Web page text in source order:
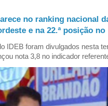
no ranking nacional
e na 22.ª posição
IDEB foram divulgados nesta
nota 3,8 no indicador